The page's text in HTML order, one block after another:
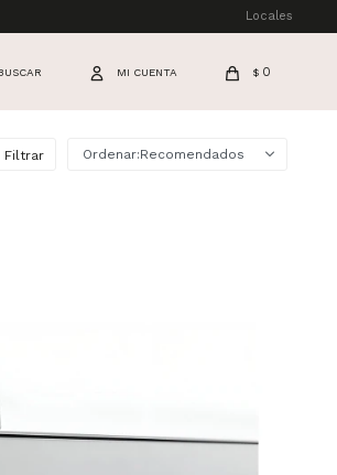
$ 0
Locales
Recomendados